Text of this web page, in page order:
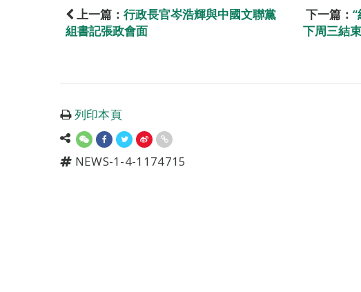
上一篇： 行政長官岑浩輝與中國文聯黨
組書記張政會面
下一篇：
下周三結
列印本頁
NEWS-1-4-1174715